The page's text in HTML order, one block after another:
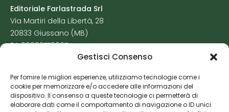
Gestisci Consenso
Per fornire le migliori esperienze, utilizziamo tecnologie come i
cookie per memorizzare e/o accedere alle informazioni del
dispositivo. Il consenso a queste tecnologie ci permetterà di
elaborare dati come il comportamento di navigazione o ID unici
Editoriale Farlastrada Srl
Via Martiri della Libertà, 28
20833 Giussano (MB)
P.I. 06982770965
Cookie Policy
Risorse Aggiuntive